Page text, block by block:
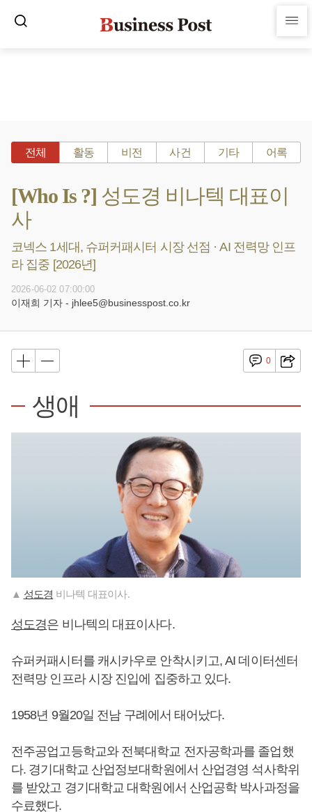
전체 활동 비전 사건 기타 어록
[Who Is ?] 성도경 비나텍 대표이
사
코넥스 1세대, 슈퍼커패시터 시장 선점 · AI 전력망 인프
라 집중 [2026년]
2026-06-02 07:00:00
이재희 기자 - jhlee5@businesspost.co.kr
0
생애
▲ 성도경 비나텍 대표이사.
성도경은 비나텍의 대표이사다.
슈퍼커패시터를 캐시카우로 안착시키고, AI 데이터센터
전력망 인프라 시장 진입에 집중하고 있다.
1958년 9월20일 전남 구례에서 태어났다.
전주공업고등학교와 전북대학교 전자공학과를 졸업했
다. 경기대학교 산업정보대학원에서 산업경영 석사학위
를 받았고 경기대학교 대학원에서 산업공학 박사과정을
수료했다.